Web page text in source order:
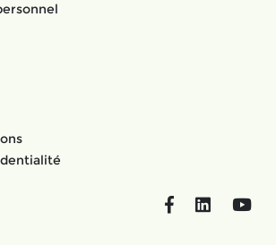
FacebookLinkedIn